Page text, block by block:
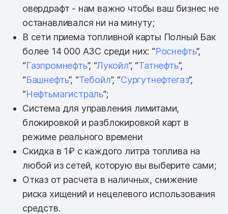
овердрафт - нам важно чтобы ваш бизнес не
останавливался ни на минуту;
В сети приема топливной карты Полный Бак
более 14 000 АЗС среди них: “Роснефть”,
“Газпромнефть”, “Лукойл”, “Татнефть”,
“Башнефть”, “Тебойл”, “Сургутнефтегаз”,
“Нефтьмагистраль”;
Система для управления лимитами,
блокировкой и разблокировкой карт в
режиме реального времени
Скидка в 1₽ с каждого литра топлива на
любой из сетей, которую вы выберите сами;
Отказ от расчета в наличных, снижение
риска хищений и нецелевого использования
средств.